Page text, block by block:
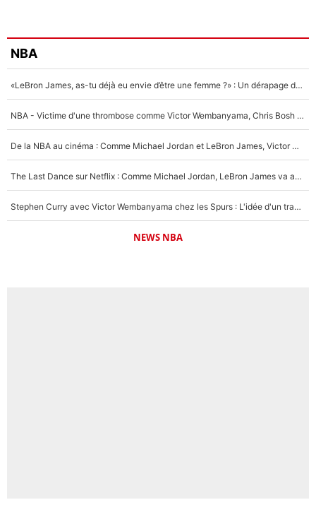
NBA
«LeBron James, as-tu déjà eu envie d’être une femme ?» : Un dérapage de Donald Trump sur la superstar de la NBA refait surface
NBA - Victime d'une thrombose comme Victor Wembanyama, Chris Bosh prévient le Français des risques sur sa santé : «J’ai failli mourir sur le coup et j’ai été ramené à la vie»
De la NBA au cinéma : Comme Michael Jordan et LeBron James, Victor Wembanyama rêve d'une carrière d'acteur !
The Last Dance sur Netflix : Comme Michael Jordan, LeBron James va avoir le droit à sa série !
Stephen Curry avec Victor Wembanyama chez les Spurs : L'idée d'un trade historique est lancée en NBA !
NEWS NBA